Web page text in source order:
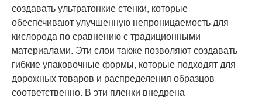
создавать ультратонкие стенки, которые
обеспечивают улучшенную непроницаемость для
кислорода по сравнению с традиционными
материалами. Эти слои также позволяют создавать
гибкие упаковочные формы, которые подходят для
дорожных товаров и распределения образцов
соответственно. В эти пленки внедрена